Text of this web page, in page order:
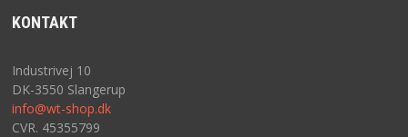
KONTAKT
Industrivej 10
DK-3550 Slangerup
info@wt-shop.dk
CVR. 45355799